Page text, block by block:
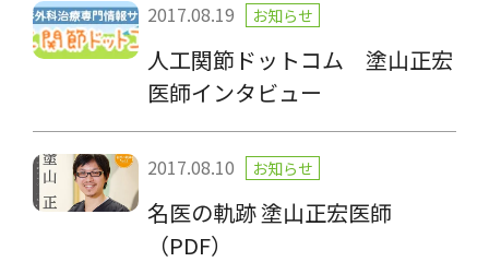
2017.08.19 お知らせ
人工関節ドットコム 塗山正宏
医師インタビュー
2017.08.10 お知らせ
名医の軌跡 塗山正宏医師
（PDF）